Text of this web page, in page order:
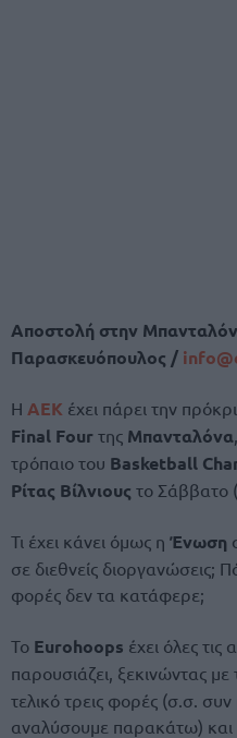
Αποστολή στην
Παρασκευόπουλος / info@
Η ΑΕΚ έχει πάρει την
Final Four της Μπανταλόνα
τρόπαιο του Basketball
Ρίτας Βίλνιους το Σάββατο
Τι έχει κάνει όμως η Ένωση
σε διεθνείς διοργανώσεις;
φορές δεν τα κατάφερε;
Το Eurohoops έχει όλες τις
παρουσιάζει, ξεκινώντας με
τελικό τρεις φορές (σ.σ.
αναλύσουμε παρακάτω) και